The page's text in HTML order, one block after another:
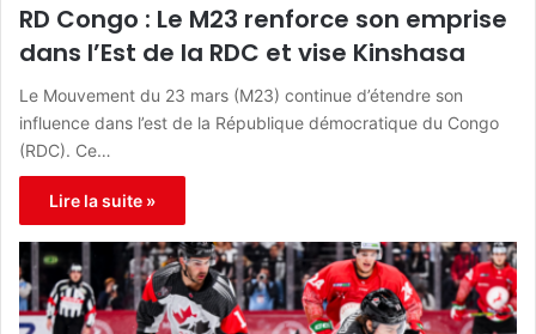
RD Congo : Le M23 renforce son emprise
dans l’Est de la RDC et vise Kinshasa
Le Mouvement du 23 mars (M23) continue d’étendre son
influence dans l’est de la République démocratique du Congo
(RDC). Ce…
Lire la suite »